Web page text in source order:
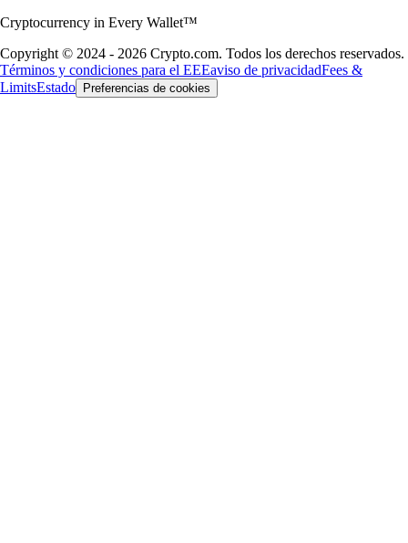
Cryptocurrency in Every Wallet™
Copyright © 2024 - 2026 Crypto.com. Todos los derechos reservados.
Términos y condiciones para el EEEaviso de privacidadFees &
LimitsEstado Preferencias de cookies